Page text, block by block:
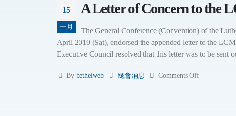
15
十月
A Letter of Concern to the
The General Conference (Convention) of the
April 2019 (Sat), endorsed the appended letter to the
Executive Council resolved that this letter was to be sent
Bybethelweb 總會消息 Comments Off